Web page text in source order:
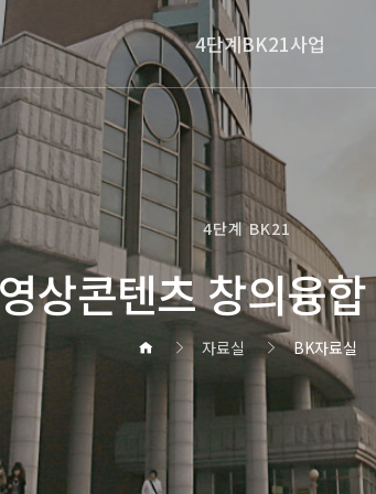
4단계BK21사업
4단계 BK21
상콘텐츠 창의융
자료실 BK자료실